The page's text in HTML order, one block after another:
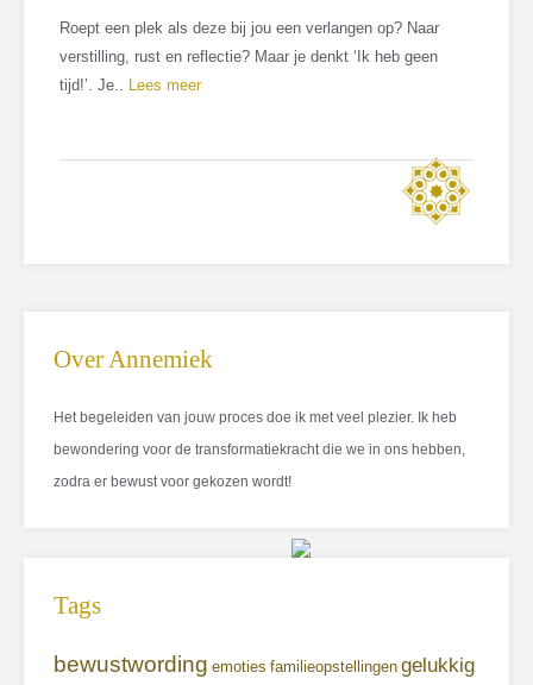
Roept een plek als deze bij jou een verlangen op? Naar
verstilling, rust en reflectie? Maar je denkt ‘Ik heb geen
tijd!’. Je..
Lees meer
Over Annemiek
Het begeleiden van jouw proces doe ik met veel plezier. Ik heb
bewondering voor de transformatiekracht die we in ons hebben,
zodra er bewust voor gekozen wordt!
Tags
bewustwording emoties familieopstellingen gelukkig